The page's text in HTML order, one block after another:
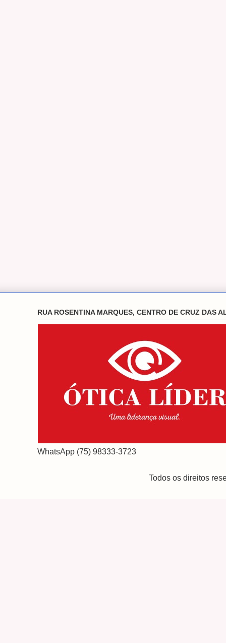
RUA ROSENTINA MARQUES, CENTRO DE CRUZ DAS
WhatsApp (75) 98333-3723
Todos os direitos